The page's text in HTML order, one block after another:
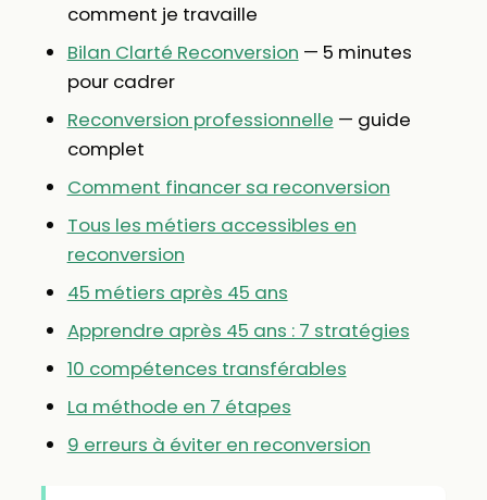
comment je travaille
Bilan Clarté Reconversion — 5 minutes
pour cadrer
Reconversion professionnelle — guide
complet
Comment financer sa reconversion
Tous les métiers accessibles en
reconversion
45 métiers après 45 ans
Apprendre après 45 ans : 7 stratégies
10 compétences transférables
La méthode en 7 étapes
9 erreurs à éviter en reconversion